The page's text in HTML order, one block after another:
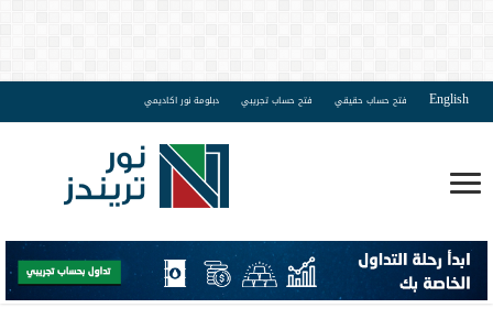
English فتح حساب حقيقي فتح حساب تجريبي دبلومة نور اكاديمي